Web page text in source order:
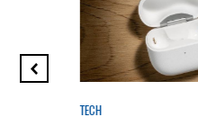
TECH